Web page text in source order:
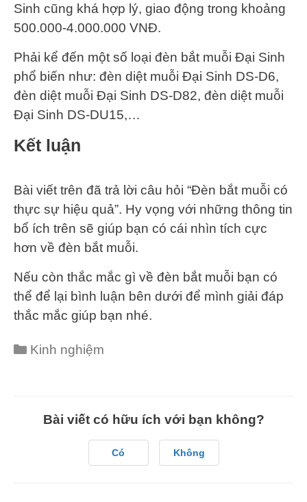
Sinh cũng khá hợp lý, giao động trong khoảng
500.000-4.000.000 VNĐ.
Phải kể đến một số loại đèn bắt muỗi Đại Sinh
phổ biến như: đèn diệt muỗi Đại Sinh DS-D6,
đèn diệt muỗi Đại Sinh DS-D82, đèn diệt muỗi
Đại Sinh DS-DU15,…
Kết luận
Bài viết trên đã trả lời câu hỏi “Đèn bắt muỗi có
thực sự hiệu quả”. Hy vọng với những thông tin
bổ ích trên sẽ giúp bạn có cái nhìn tích cực
hơn về đèn bắt muỗi.
Nếu còn thắc mắc gì về đèn bắt muỗi bạn có
thể để lại bình luận bên dưới để mình giải đáp
thắc mắc giúp bạn nhé.
Categories
Kinh nghiệm
Bài viết có hữu ích với bạn không?
Có Không